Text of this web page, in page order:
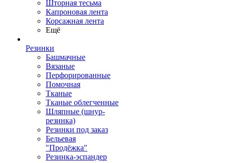
Шторная тесьма
Капроновая лента
Корсажная лента
Ещё
Резинки
Башмачные
Вязаные
Перфорированные
Помочная
Тканые
Тканые облегченные
Шляпные (шнур-
резинка)
Резинки под заказ
Бельевая
"Продёжка"
Резинка-эспандер